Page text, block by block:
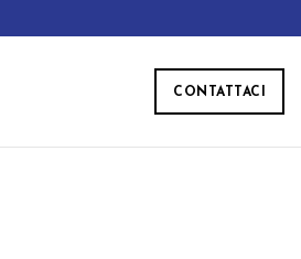
CONTATTACI